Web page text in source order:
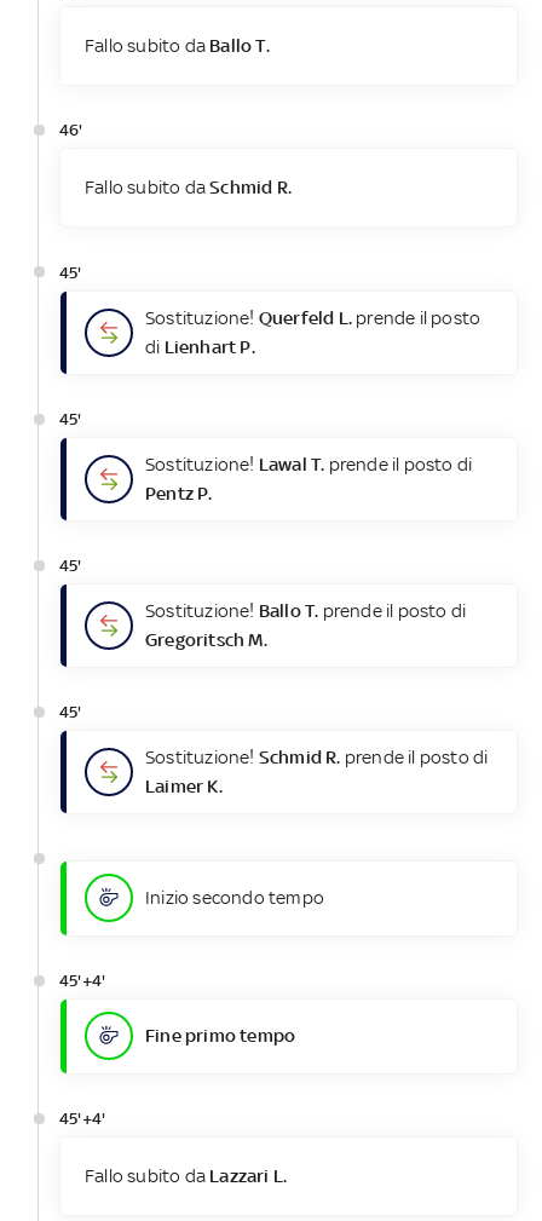
Fallo subito da Ballo T.
46'
Fallo subito daSchmid R.
45'
Sostituzione! Querfeld L. prende il posto
di Lienhart P.
45'
Sostituzione! Lawal T. prende il posto di
Pentz P.
45'
Sostituzione! Ballo T. prende il posto di
Gregoritsch M.
45'
Sostituzione! Schmid R. prende il posto di
Laimer K.
Inizio secondo tempo
45'+4'
Fine primo tempo
45'+4'
Fallo subito da Lazzari L.